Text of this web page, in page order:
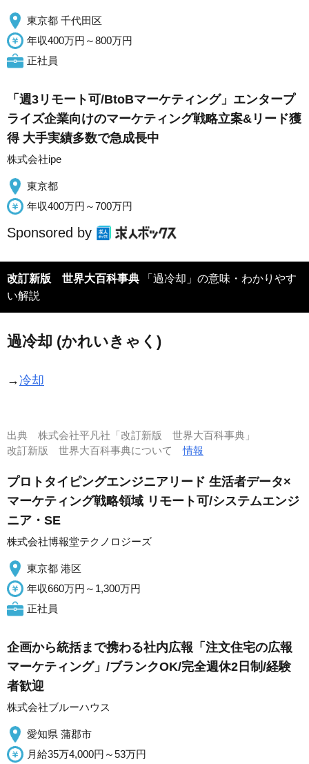
東京都 千代田区
年収400万円～800万円
正社員
「週3リモート可/BtoBマーケティング」エンタープ
ライズ企業向けのマーケティング戦略立案&リード獲
得 大手実績多数で急成長中
株式会社ipe
東京都
年収400万円～700万円
Sponsored by
改訂新版 世界大百科事典 「過冷却」の意味・わかりやす
い解説
過冷却 (かれいきゃく)
→冷却
出典 株式会社平凡社「改訂新版 世界大百科事典」
改訂新版 世界大百科事典について情報
プロトタイピングエンジニアリード 生活者データ×
マーケティング戦略領域 リモート可/システムエンジ
ニア・SE
株式会社博報堂テクノロジーズ
東京都 港区
年収660万円～1,300万円
正社員
企画から統括まで携わる社内広報「注文住宅の広報
マーケティング」/ブランクOK/完全週休2日制/経験
者歓迎
株式会社ブルーハウス
愛知県 蒲郡市
月給35万4,000円～53万円